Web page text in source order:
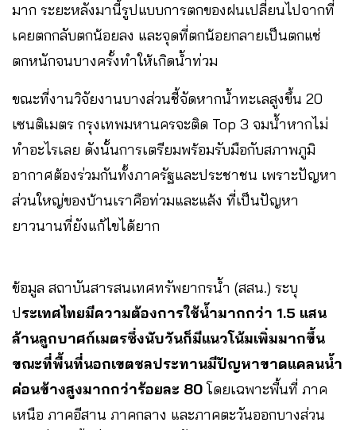
มาก ระยะหลังมานี้รูปแบบการตกของฝนเปลี่ยนไปจากที่
เคยตกกลับตกน้อยลง และจุดที่ตกน้อยกลายเป็นตกแช่
ตกหนักจนบางครั้งทำให้เกิดน้ำท่วม
ขณะที่งานวิจัยงานบางส่วนชี้จัดหากน้ำทะเลสูงขึ้น 20
เซนติเมตร กรุงเทพมหานครจะติด Top 3 จมน้ำหากไม่
ทำอะไรเลย ดังนั้นการเตรียมพร้อมรับมือกับสภาพภูมิ
อากาศต้องร่วมกันทั้งภาครัฐและประชาชน เพราะปัญหา
ส่วนใหญ่ของบ้านเราคือท่วมและแล้ง ที่เป็นปัญหา
ยาวนานที่ยังแก้ไขได้ยาก
ข้อมูล สถาบันสารสนเทศทรัพยากรน้ำ (สสน.) ระบุ
ประเทศไทยมีความต้องการใช้น้ำมากกว่า 1.5 แสน
ล้านลูกบาศก์เมตรซึ่งนับวันก็มีแนวโน้มเพิ่มมากขึ้น
ขณะที่พื้นที่นอกเขตชลประทานมีปัญหาขาดแคลนน้ำ
ค่อนข้างสูงมากกว่าร้อยละ 80โดยเฉพาะพื้นที่ ภาค
เหนือ ภาคอีสาน ภาคกลาง และภาคตะวันออกบางส่วน